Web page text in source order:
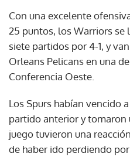
Con una excelente
25 puntos, los Warriors
siete partidos por 4-1, y
Orleans Pelicans en una
Conferencia Oeste.
Los Spurs habían vencido
partido anterior y tomaron
juego tuvieron una
de haber ido perdiendo